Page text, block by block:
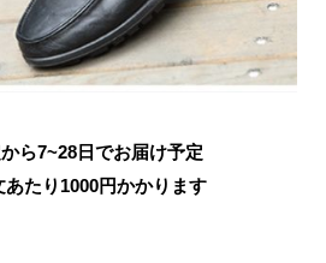
ら7~28日でお届け予定
たり 1000円かかります